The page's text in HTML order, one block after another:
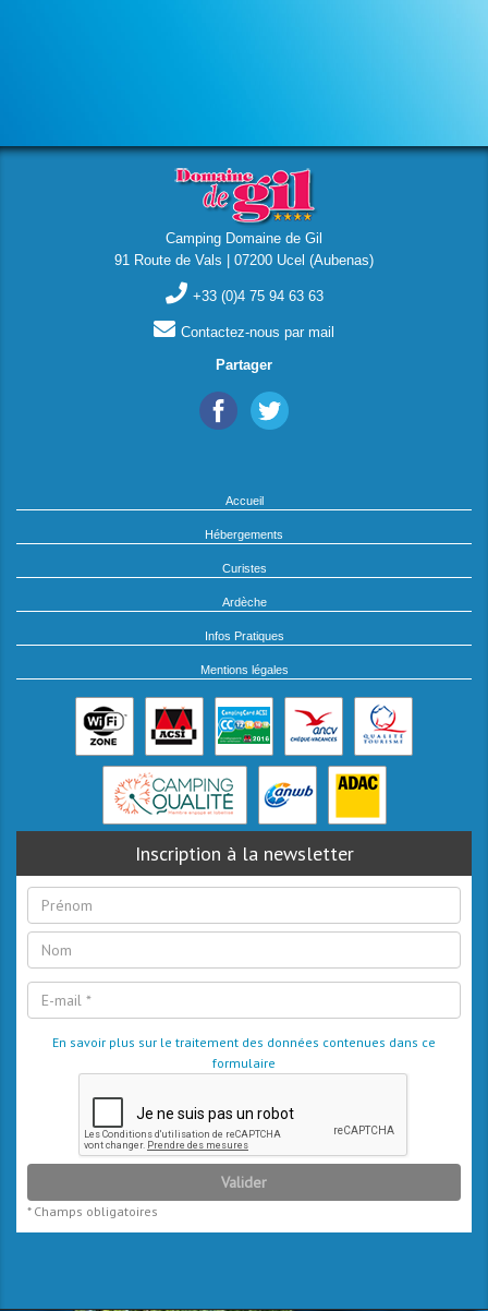
Camping Domaine de Gil
91 Route de Vals | 07200 Ucel (Aubenas)
+33 (0)4 75 94 63 63
Contactez-nous par mail
Partager
Accueil
Hébergements
Curistes
Ardèche
Infos Pratiques
Mentions légales